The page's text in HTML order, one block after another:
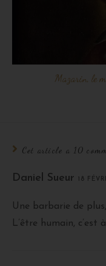
Mazarin, le
Cet article a 10
Daniel Sueur 18
Une barbarie de
L’être humain, c’est